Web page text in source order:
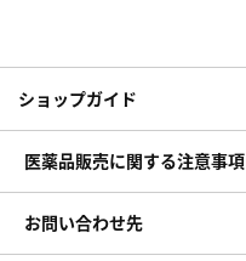
ショップガイド
医薬品販売に関する注意事項
お問い合わせ先